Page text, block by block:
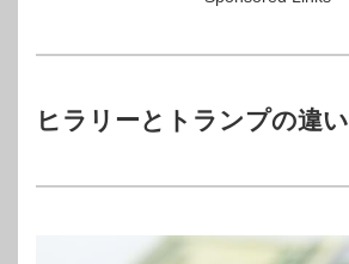
ヒラリーとトランプの違い